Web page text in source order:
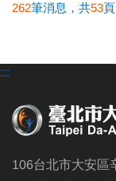
262筆消息，共53頁
:::
106台北市大安區